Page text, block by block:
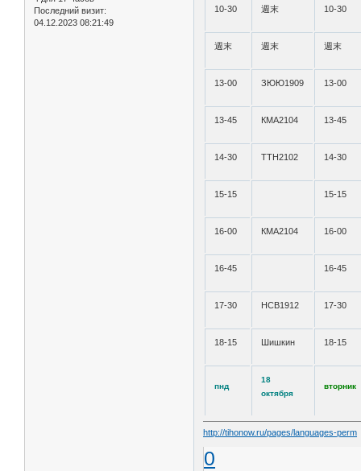
Последний визит:
04.12.2023 08:21:49
10-30 週末 10-30
週末 週末 週末
13-00 ЗЮЮ1909 13-00
13-45 КМА2104 13-45
14-30 ТТН2102 14-30
15-15 15-15
16-00 КМА2104 16-00
16-45 16-45
17-30 НСВ1912 17-30
18-15 Шишкин 18-15
пнд
18
октября
вторник
http://tihonow.ru/pages/languages-perm
0